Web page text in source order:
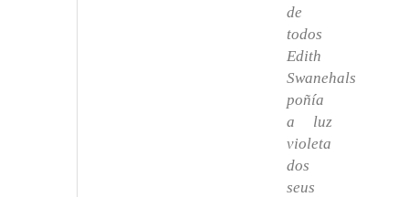
de
todos
Edith
Swanehals
poñía
a luz
violeta
dos
seus